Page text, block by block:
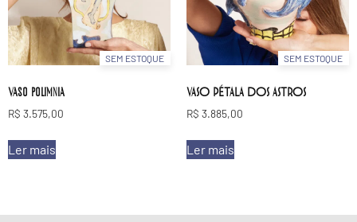
SEM ESTOQUE
Vaso polimnia
R$ 3.575,00
Ler mais
SEM ESTOQUE
VASO PÉTALA DOS ASTROS
R$ 3.885,00
Ler mais